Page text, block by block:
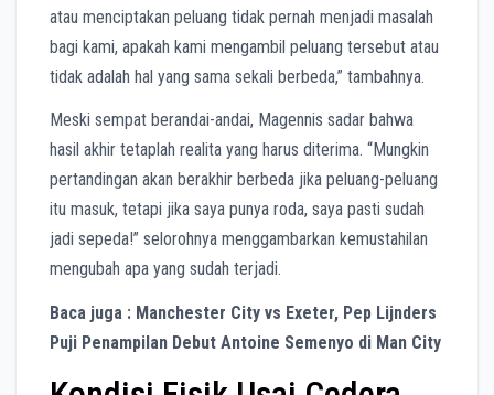
atau menciptakan peluang tidak pernah menjadi masalah
bagi kami, apakah kami mengambil peluang tersebut atau
tidak adalah hal yang sama sekali berbeda,” tambahnya.
Meski sempat berandai-andai, Magennis sadar bahwa
hasil akhir tetaplah realita yang harus diterima. “Mungkin
pertandingan akan berakhir berbeda jika peluang-peluang
itu masuk, tetapi jika saya punya roda, saya pasti sudah
jadi sepeda!” selorohnya menggambarkan kemustahilan
mengubah apa yang sudah terjadi.
Baca juga : Manchester City vs Exeter, Pep Lijnders
Puji Penampilan Debut Antoine Semenyo di Man City